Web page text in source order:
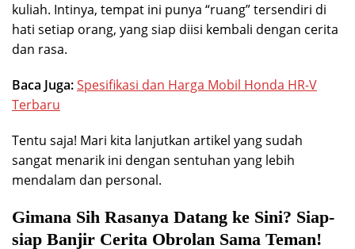
kuliah. Intinya, tempat ini punya “ruang” tersendiri di
hati setiap orang, yang siap diisi kembali dengan cerita
dan rasa.
Baca Juga:Spesifikasi dan Harga Mobil Honda HR-V
Terbaru
Tentu saja! Mari kita lanjutkan artikel yang sudah
sangat menarik ini dengan sentuhan yang lebih
mendalam dan personal.
Gimana Sih Rasanya Datang ke Sini? Siap-
siap Banjir Cerita Obrolan Sama Teman!